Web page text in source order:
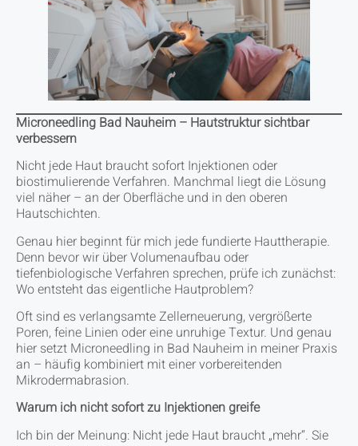
Microneedling Bad Nauheim – Hautstruktur sichtbar
verbessern
Nicht jede Haut braucht sofort Injektionen oder
biostimulierende Verfahren. Manchmal liegt die Lösung
viel näher – an der Oberfläche und in den oberen
Hautschichten.
Genau hier beginnt für mich jede fundierte Hauttherapie.
Denn bevor wir über Volumenaufbau oder
tiefenbiologische Verfahren sprechen, prüfe ich zunächst:
Wo entsteht das eigentliche Hautproblem?
Oft sind es verlangsamte Zellerneuerung, vergrößerte
Poren, feine Linien oder eine unruhige Textur. Und genau
hier setzt Microneedling in Bad Nauheim in meiner Praxis
an – häufig kombiniert mit einer vorbereitenden
Mikrodermabrasion.
Warum ich nicht sofort zu Injektionen greife
Ich bin der Meinung: Nicht jede Haut braucht „mehr“. Sie